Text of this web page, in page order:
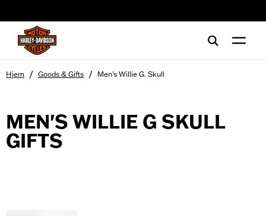
Hjem / Goods & Gifts / Men's Willie G. Skull
MEN'S WILLIE G SKULL
GIFTS